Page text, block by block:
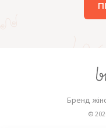
Бренд
©